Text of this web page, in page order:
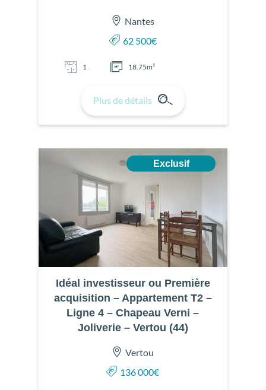
Nantes
62 500€
1 18.75m²
Plus de détails
Exclusif
Idéal investisseur ou Première
acquisition – Appartement T2 –
Ligne 4 – Chapeau Verni –
Joliverie – Vertou (44)
Vertou
136 000€